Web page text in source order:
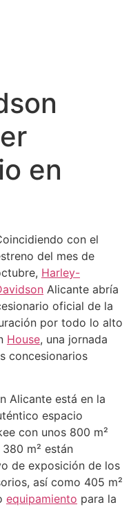
en
con el
del mes de
Harley-
Alicante abría
oficial de la
por todo lo alto
House, una jornada
concesionarios
Alicante está en la
espacio
con unos 800 m²
m² están
de exposición de los
así como 405 m²
equipamiento para la